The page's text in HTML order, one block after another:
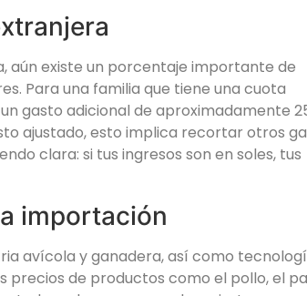
aún existe un porcentaje importante de
Para una familia que tiene una cuota
gasto adicional de aproximadamente
ajustado, esto implica recortar otros
clara: si tus ingresos son en soles, tus
importación
avícola y ganadera, así como
precios de productos como el pollo, el